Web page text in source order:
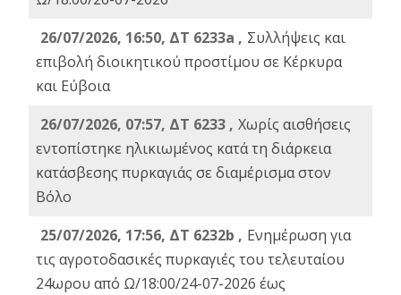
26/07/2026, 16:50, ΔΤ 6233a , Συλλήψεις και
επιβολή διοικητικού προστίμου σε Κέρκυρα
και Εύβοια
26/07/2026, 07:57, ΔΤ 6233 , Χωρίς αισθήσεις
εντοπίστηκε ηλικιωμένος κατά τη διάρκεια
κατάσβεσης πυρκαγιάς σε διαμέρισμα στον
Βόλο
25/07/2026, 17:56, ΔΤ 6232b , Ενημέρωση για
τις αγροτοδασικές πυρκαγιές του τελευταίου
24ωρου από Ω/18:00/24-07-2026 έως